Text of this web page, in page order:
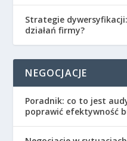
Strategie
działań firmy?
NEGOCJACJE
Poradnik: co to jest
poprawić efektywność